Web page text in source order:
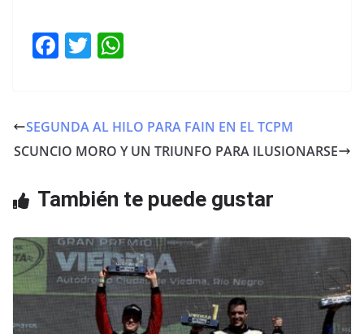
F
e
b
o
T
er s
A
p
SEGUNDA AL HILO PARA FAIN EN EL TCPM
SCUNCIO MORO Y UN TRIUNFO PARA ILUSIONARSE
También te puede gustar